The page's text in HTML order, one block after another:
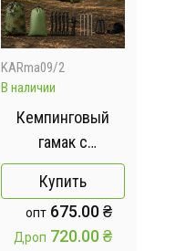
KARma09/2
В наличии
Кемпинговый
гамак с
москитной
сеткой и тентом
от дождя / Гамак-
палатка
Купить
опт675.00 ₴
Дроп 720.00 ₴